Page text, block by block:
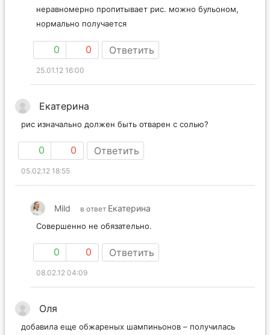
неравномерно пропитывает рис. можно бульоном,
нормально получается
0 0 Ответить
25.01.12 16:00
Екатерина
рис изначально должен быть отварен с солью?
0 0 Ответить
05.02.12 18:55
Mild в ответ Екатерина
Совершенно не обязательно.
0 0 Ответить
08.02.12 04:09
Оля
добавила еще обжареных шампиньонов – получилась